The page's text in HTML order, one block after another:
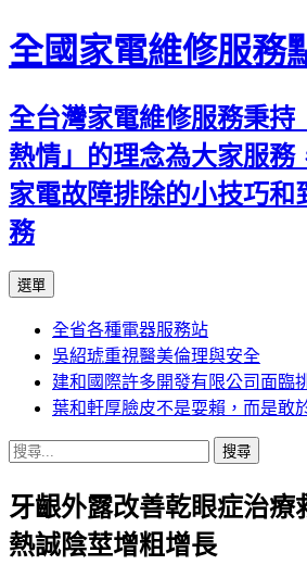
全國家電維修服務
全台灣家電維修服務秉持
熱情」的理念為大家服務
家電故障排除的小技巧和
務
選單
主
要
內
容
全省各種電器服務站
吳紹琥重視醫美倫理與安全
建和國際許多開發有限公司面臨
葉和軒厚臉皮不是耍賴，而是敢
搜
關
鍵
字:
牙齦外露改善乾眼症治療
熱誠陰莖增粗增長